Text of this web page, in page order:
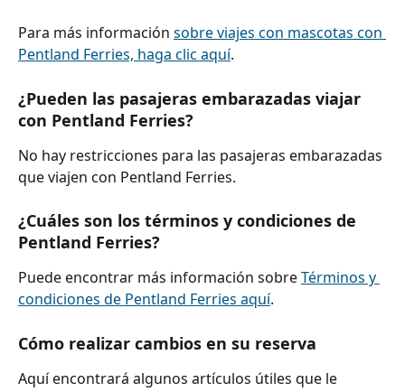
Para más información sobre viajes con mascotas con
Pentland Ferries, haga clic aquí.
¿Pueden las pasajeras embarazadas viajar
con Pentland Ferries?
No hay restricciones para las pasajeras embarazadas
que viajen con Pentland Ferries.
¿Cuáles son los términos y condiciones de
Pentland Ferries?
Puede encontrar más información sobre Términos y
condiciones de Pentland Ferries aquí.
Cómo realizar cambios en su reserva
Aquí encontrará algunos artículos útiles que le